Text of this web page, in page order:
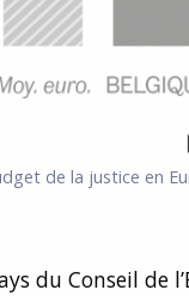
de la justice en
du Conseil de